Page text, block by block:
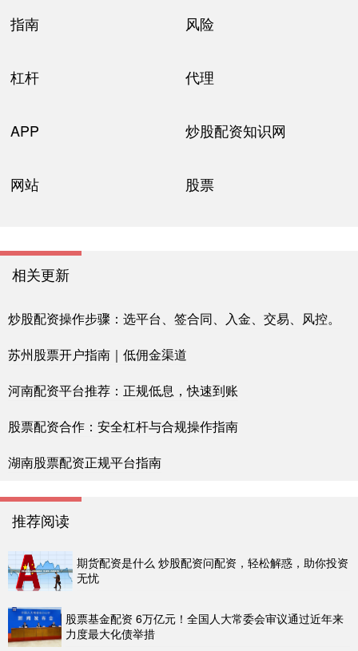
指南 风险
杠杆 代理
APP 炒股配资知识网
网站 股票
相关更新
炒股配资操作步骤：选平台、签合同、入金、交易、风控。
苏州股票开户指南｜低佣金渠道
河南配资平台推荐：正规低息，快速到账
股票配资合作：安全杠杆与合规操作指南
湖南股票配资正规平台指南
推荐阅读
期货配资是什么 炒股配资问配资，轻松解惑，助你投资
无忧
股票基金配资 6万亿元！全国人大常委会审议通过近年来
力度最大化债举措